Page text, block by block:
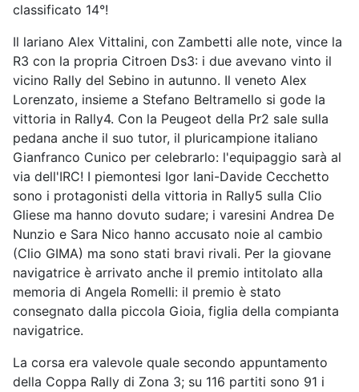
classificato 14°!
Il lariano Alex Vittalini, con Zambetti alle note, vince la
R3 con la propria Citroen Ds3: i due avevano vinto il
vicino Rally del Sebino in autunno. Il veneto Alex
Lorenzato, insieme a Stefano Beltramello si gode la
vittoria in Rally4. Con la Peugeot della Pr2 sale sulla
pedana anche il suo tutor, il pluricampione italiano
Gianfranco Cunico per celebrarlo: l'equipaggio sarà al
via dell'IRC! I piemontesi Igor Iani-Davide Cecchetto
sono i protagonisti della vittoria in Rally5 sulla Clio
Gliese ma hanno dovuto sudare; i varesini Andrea De
Nunzio e Sara Nico hanno accusato noie al cambio
(Clio GIMA) ma sono stati bravi rivali. Per la giovane
navigatrice è arrivato anche il premio intitolato alla
memoria di Angela Romelli: il premio è stato
consegnato dalla piccola Gioia, figlia della compianta
navigatrice.
La corsa era valevole quale secondo appuntamento
della Coppa Rally di Zona 3; su 116 partiti sono 91 i